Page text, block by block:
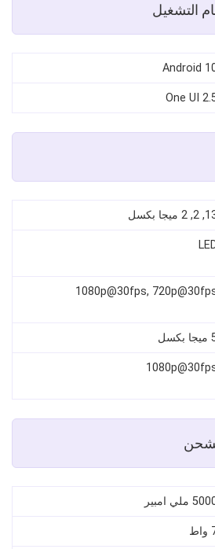
التشغيل
Android
One UI
2 ميجا بكسل
1080p@30fps,
ملي امبير